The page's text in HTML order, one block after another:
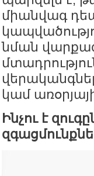
միանվագ
նման
կամ
Ինչու է